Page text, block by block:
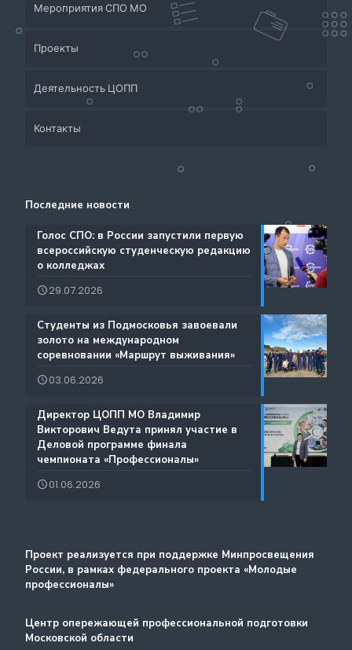
Мероприятия СПО МО
Проекты
Приёмная кампания
Система СПО Московской области
Аналитический отдел содействия трудоустройству
Каталог образовательных программ
Международная деятельность
Региональный проект по Профориентации
Дополнительные образовательные услуги
Методический портал
Деятельность ЦОПП
Банк партнеров
Центр содействия занятости учащейся молодежи и
Документы
Истории Успеха
Благодарности
Фестиваль профессий «Путь навыков»
Атлас доступных профессий для лиц с
интеллектуальными нарушениями
Контакты
Ресурсы ЦОПП МО
Последние новости
️Голос СПО: в России запустили первую
всероссийскую студенческую редакцию
о колледжах
29.07.2026
️Студенты из Подмосковья завоевали
золото на международном
соревновании «Маршрут выживания»
03.06.2026
️Директор ЦОПП МО Владимир
Викторович Ведута принял участие в
Деловой программе финала
чемпионата «Профессионалы»
01.06.2026
Проект реализуется при поддержке Минпросвещения
России, в рамках федерального проекта «Молодые
профессионалы»
Центр опережающей профессиональной подготовки
Московской области